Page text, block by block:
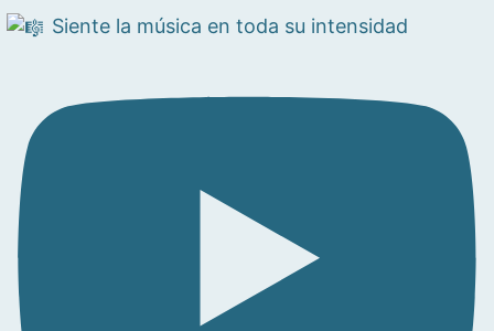
Siente la música en toda su intensidad